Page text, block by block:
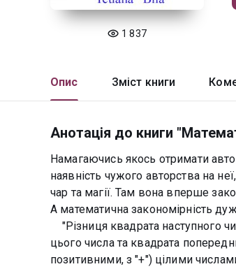
1 837
Опис Зміст книги
Анотація до книги
Намагаючись якось отримати
наявність чужого авторства на
чар та магії. Там вона вперше
А математична закономірність
"Різниця квадрата наступного
цього числа та квадрата
позитивними, з "+") цілими